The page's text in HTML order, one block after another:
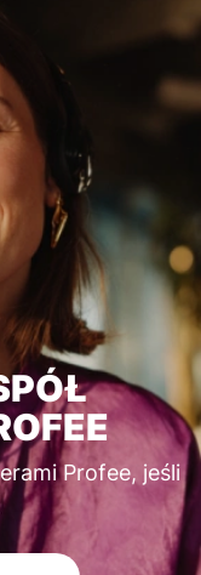
Profee, jeśli